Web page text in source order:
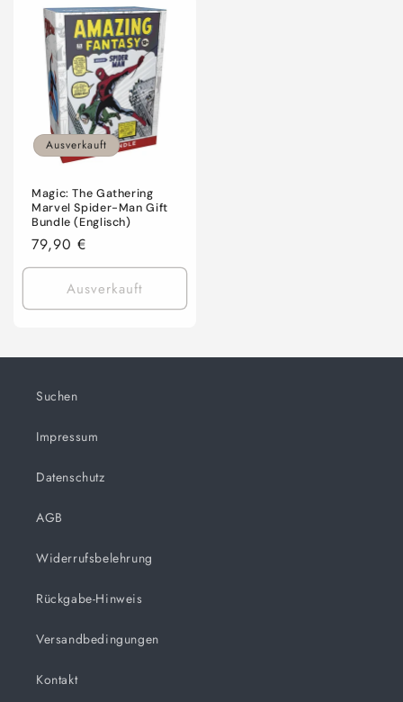
Ausverkauft
Magic: The Gathering
Marvel Spider-Man Gift
Bundle (Englisch)
Normaler
Preis
79,90 €
Ausverkauft
Suchen
Impressum
Datenschutz
AGB
Widerrufsbelehrung
Rückgabe-Hinweis
Versandbedingungen
Kontakt